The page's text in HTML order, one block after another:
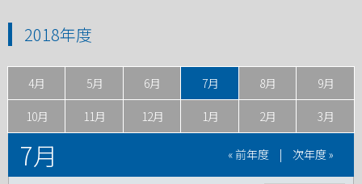
2018年度
4月 5月 6月 7月 8月 9月
10月 11月 12月 1月 2月 3月
7月 « 前年度 | 次年度 »